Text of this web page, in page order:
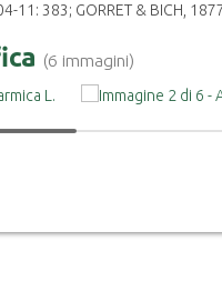
11: 383; GORRET & BICH,
(6 immagini)